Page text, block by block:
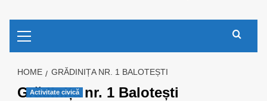
Menu
HOME GRĂDINIȚA NR. 1 BALOTEȘTI
Grădinița nr. 1 Balotești
Activitate civică